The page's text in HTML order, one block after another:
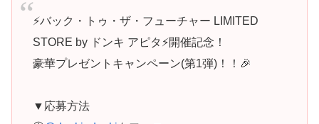
⚡️バック・トゥ・ザ・フューチャー LIMITED
STORE by ドンキ アピタ⚡️開催記念！
豪華プレゼントキャンペーン(第1弾)！！🎉
▼応募方法